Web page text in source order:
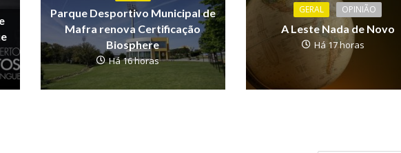
Parque Desportivo Municipal de
Mafra renova Certificação
Biosphere
Há 16 horas
GERAL OPINIÃO
A Leste Nada de Novo
Há 17 horas